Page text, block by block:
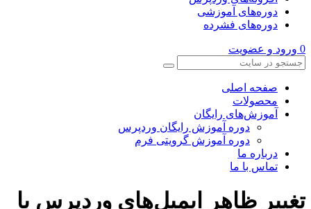
دوره‌های آموزشی
دوره‌های فشرده
0 ورود و عضویت
صفحه اصلی
محصولات
آموزش‌های رایگان
دوره آموزش رایگان وردپرس
دوره آموزش گرویتی فرم
درباره ما
تماس با ما
تغییر ظاهر ایمیل‌های وردپرس با